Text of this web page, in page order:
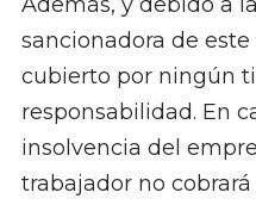
sancionadora de
cubierto por ningún
responsabilidad. En
insolvencia del
trabajador no